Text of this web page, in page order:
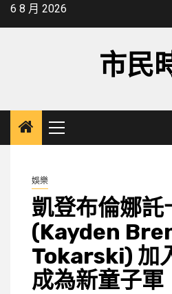
Skip6 8 月 2026
市民
Primary
Menu
娛樂
凱登布倫娜託
(Kayden
Tokarski) 加
成為新童子軍